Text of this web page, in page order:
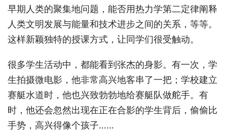
早期人类的聚集地问题，能否用热力学第二定律阐释
人类文明发展与能量和技术进步之间的关系，等等。
这样新颖独特的授课方式，让同学们很受触动。
很多学生活动中，都能看到张杰的身影。有一次，学
生拍摄微电影，他非常高兴地客串了一把；学校建立
赛艇水道时，他也兴致勃勃地给赛艇队做舵手。有
时，他还会忽然出现在正在合影的学生背后，偷偷比
手势，高兴得像个孩子……